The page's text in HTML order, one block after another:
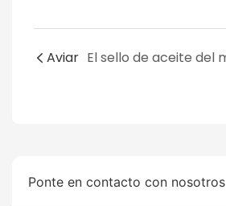
Aviar
Ponte en contacto con nosotros